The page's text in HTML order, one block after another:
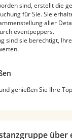
sind, erstellt die
für Sie. Sie
aller
eventpeppers.
sind sie berechtigt,
genießen Sie Ihre
über